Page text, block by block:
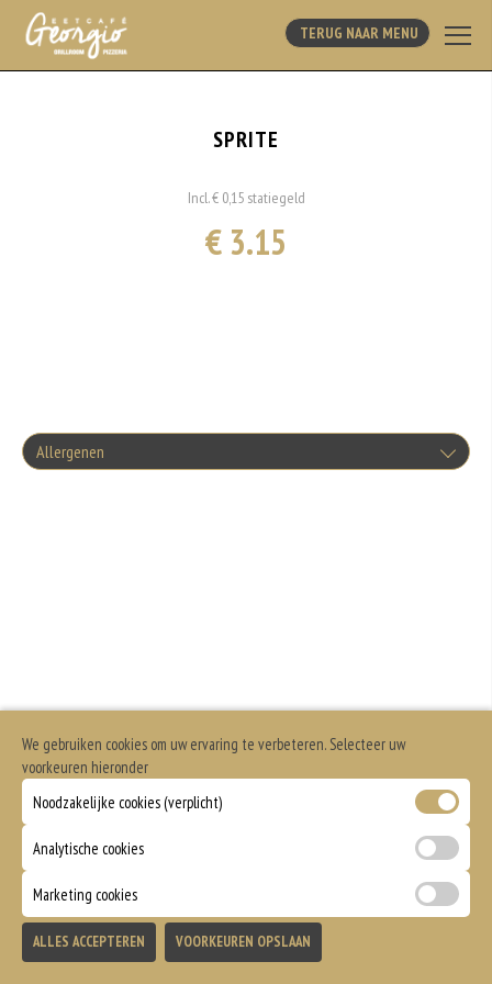
TERUG NAAR MENU
SPRITE
Incl. € 0,15 statiegeld
€ 3.15
Allergenen
We gebruiken cookies om uw ervaring te verbeteren. Selecteer uw
voorkeuren hieronder
Noodzakelijke cookies (verplicht)
Analytische cookies
Marketing cookies
ALLES ACCEPTEREN VOORKEUREN OPSLAAN